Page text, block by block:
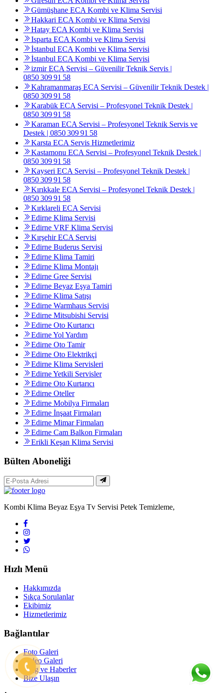
Gümüşhane ECA Kombi ve Klima Servisi
Hakkari ECA Kombi ve Klima Servisi
Hatay ECA Kombi ve Klima Servisi
Isparta ECA Kombi ve Klima Servisi
İstanbul ECA Kombi ve Klima Servisi
İstanbul ECA Kombi ve Klima Servisi
izmir ECA Servisi – Güvenilir Teknik Servis |
0850 309 91 58
Kahramanmaraş ECA Servisi – Güvenilir Teknik Destek |
0850 309 91 58
Karabük ECA Servisi – Profesyonel Teknik Destek |
0850 309 91 58
Karaman ECA Servisi – Profesyonel Teknik Servis ve
Destek | 0850 309 91 58
Karsta ECA Servis Hizmetlerimiz
Kastamonu ECA Servisi – Profesyonel Teknik Destek |
0850 309 91 58
Kayseri ECA Servisi – Profesyonel Teknik Destek |
0850 309 91 58
Kırıkkale ECA Servisi – Profesyonel Teknik Destek |
0850 309 91 58
Kırklareli ECA Servisi
Edirne Klima Servisi
Edirne VRF Klima Servisi
Kırşehir ECA Servisi
Edirne Buderus Servisi
Edirne Klima Tamiri
Edirne Klima Montajı
Edirne Gree Servisi
Edirne Beyaz Eşya Tamiri
Edirne Klima Satışı
Edirne Warmhaus Servisi
Edirne Mitsubishi Servisi
Edirne Oto Kurtarıcı
Edirne Yol Yardım
Edirne Oto Tamir
Edirne Oto Elektrikçi
Edirne Klima Servisleri
Edirne Yetkili Servisler
Edirne Oto Kurtarıcı
Edirne Oteller
Edirne Mobilya Firmaları
Edirne İnşaat Firmaları
Edirne Mimar Firmaları
Edirne Cam Balkon Firmaları
Erikli Keşan Klima Servisi
Bülten Aboneliği
Kombi Klima Beyaz Eşya Tv Servisi Petek Temizleme,
Hızlı Menü
Hakkımızda
Sıkça Sorulanlar
Ekibimiz
Hizmetlerimiz
Bağlantılar
Foto Galeri
Video Galeri
Blog ve Haberler
Bize Ulaşın